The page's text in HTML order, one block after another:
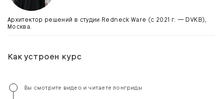
Архитектор решений в студии Redneck Ware (с 2021 г. — DVKB),
Москва.
Как устроен курс
Вы смотрите видео и читаете лонгриды